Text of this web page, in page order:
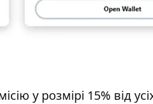
у розмірі 15% від